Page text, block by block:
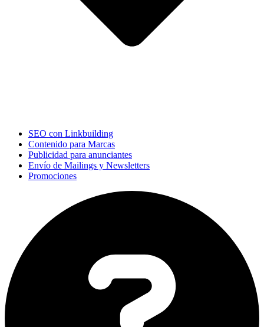
SEO con Linkbuilding
Contenido para Marcas
Publicidad para anunciantes
Envío de Mailings y Newsletters
Promociones